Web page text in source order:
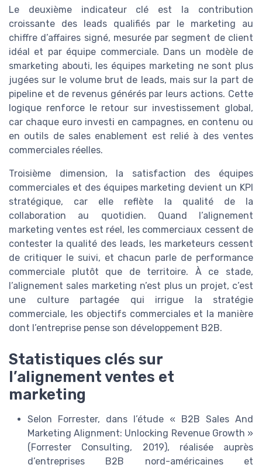
Le deuxième indicateur clé est la contribution
croissante des leads qualifiés par le marketing au
chiffre d’affaires signé, mesurée par segment de client
idéal et par équipe commerciale. Dans un modèle de
smarketing abouti, les équipes marketing ne sont plus
jugées sur le volume brut de leads, mais sur la part de
pipeline et de revenus générés par leurs actions. Cette
logique renforce le retour sur investissement global,
car chaque euro investi en campagnes, en contenu ou
en outils de sales enablement est relié à des ventes
commerciales réelles.
Troisième dimension, la satisfaction des équipes
commerciales et des équipes marketing devient un KPI
stratégique, car elle reflète la qualité de la
collaboration au quotidien. Quand l’alignement
marketing ventes est réel, les commerciaux cessent de
contester la qualité des leads, les marketeurs cessent
de critiquer le suivi, et chacun parle de performance
commerciale plutôt que de territoire. À ce stade,
l’alignement sales marketing n’est plus un projet, c’est
une culture partagée qui irrigue la stratégie
commerciale, les objectifs commerciales et la manière
dont l’entreprise pense son développement B2B.
Statistiques clés sur
l’alignement ventes et
marketing
Selon Forrester, dans l’étude « B2B Sales And
Marketing Alignment: Unlocking Revenue Growth »
(Forrester Consulting, 2019), réalisée auprès
d’entreprises B2B nord-américaines et